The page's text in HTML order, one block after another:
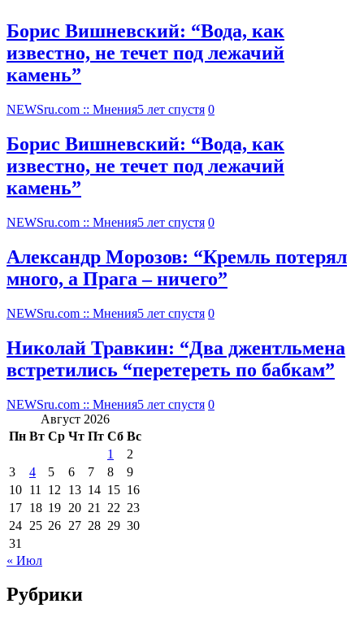
Борис Вишневский: “Вода, как
известно, не течет под лежачий
камень”
NEWSru.com :: Мнения5 лет спустя 0
Борис Вишневский: “Вода, как
известно, не течет под лежачий
камень”
NEWSru.com :: Мнения5 лет спустя 0
Александр Морозов: “Кремль потерял
много, а Прага – ничего”
NEWSru.com :: Мнения5 лет спустя 0
Николай Травкин: “Два джентльмена
встретились “перетереть по бабкам”
NEWSru.com :: Мнения5 лет спустя 0
Август 2026
Пн Вт Ср Чт Пт Сб Вс
1
2
3
4 5 6 7 8
9
10 11 12 13 14 15 16
17 18 19 20 21 22 23
24 25 26 27 28 29 30
31
« Июл
Рубрики